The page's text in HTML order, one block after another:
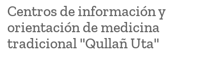
Centros de información y
orientación de medicina
tradicional "Qullañ Uta"